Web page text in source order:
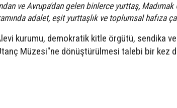
ve Avrupa'dan gelen binlerce yurttaş,
adalet, eşit yurttaşlık ve toplumsal hafıza
kurumu, demokratik kitle örgütü, sendika
Müzesi"ne dönüştürülmesi talebi bir kez